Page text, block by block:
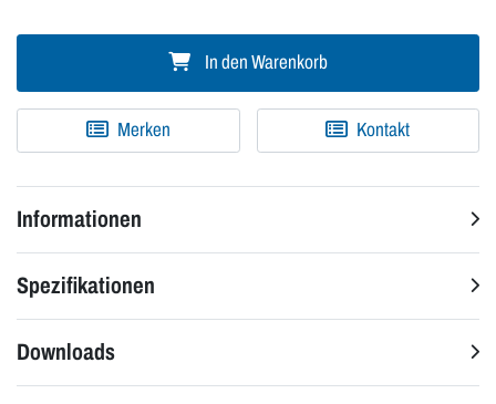
In den Warenkorb
Merken Kontakt
Informationen
Spezifikationen
Downloads